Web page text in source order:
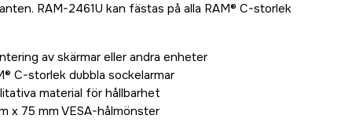
RAM-2461U kan fästas på alla RAM® C-storlek
av skärmar eller andra enheter
C-storlek dubbla sockelarmar
material för hållbarhet
x 75 mm VESA-hålmönster